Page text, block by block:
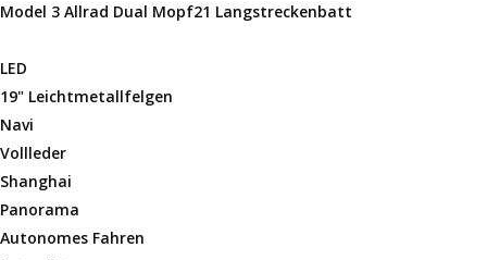
Model 3 Allrad Dual Mopf21 Langstreckenbatt
LED
19" Leichtmetallfelgen
Navi
Vollleder
Shanghai
Panorama
Autonomes Fahren